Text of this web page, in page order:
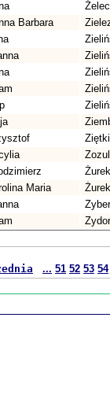
Barbara
Żurek
Maria Żurek
... 51 52 53 54